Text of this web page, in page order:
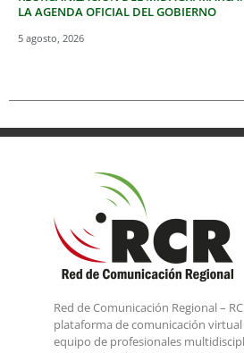
LA AGENDA OFICIAL DEL GOBIERNO
5 agosto, 2026
Red de Comunicación Regional –
plataforma de comunicación
equipo de profesionales